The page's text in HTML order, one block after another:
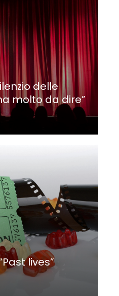
delle
molto da dire”
lives”